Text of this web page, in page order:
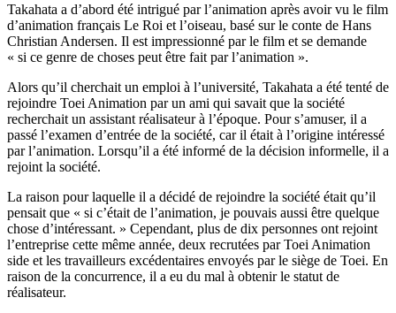
Takahata a d’abord été intrigué par l’animation après avoir vu le film
d’animation français Le Roi et l’oiseau, basé sur le conte de Hans
Christian Andersen. Il est impressionné par le film et se demande
« si ce genre de choses peut être fait par l’animation ».
Alors qu’il cherchait un emploi à l’université, Takahata a été tenté de
rejoindre Toei Animation par un ami qui savait que la société
recherchait un assistant réalisateur à l’époque. Pour s’amuser, il a
passé l’examen d’entrée de la société, car il était à l’origine intéressé
par l’animation. Lorsqu’il a été informé de la décision informelle, il a
rejoint la société.
La raison pour laquelle il a décidé de rejoindre la société était qu’il
pensait que « si c’était de l’animation, je pouvais aussi être quelque
chose d’intéressant. » Cependant, plus de dix personnes ont rejoint
l’entreprise cette même année, deux recrutées par Toei Animation
side et les travailleurs excédentaires envoyés par le siège de Toei. En
raison de la concurrence, il a eu du mal à obtenir le statut de
réalisateur.